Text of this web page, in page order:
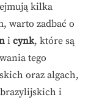
kilka
warto zadbać o
i cynk, które są
tego
oraz algach,
brazylijskich i